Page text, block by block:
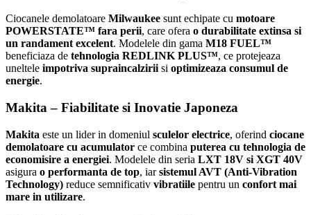
Ciocanele demolatoare Milwaukee sunt echipate cu motoare
POWERSTATE™ fara perii, care ofera o durabilitate extinsa si
un randament excelent. Modelele din gama M18 FUEL™
beneficiaza de tehnologia REDLINK PLUS™, ce protejeaza
uneltele impotriva supraincalzirii si optimizeaza consumul de
energie.
Makita – Fiabilitate si Inovatie Japoneza
Makita este un lider in domeniul sculelor electrice, oferind ciocane
demolatoare cu acumulator ce combina puterea cu tehnologia de
economisire a energiei. Modelele din seria LXT 18V si XGT 40V
asigura o performanta de top, iarsistemul AVT (Anti-Vibration
Technology) reduce semnificativ vibratiile pentru un confort mai
mare in utilizare.